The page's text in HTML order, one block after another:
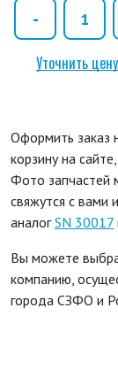
Уточнить цену
Оформить заказ
корзину на
Фото запчастей
свяжутся с вами
аналогSN 30017
Вы можете
компанию,
города СЗФО и